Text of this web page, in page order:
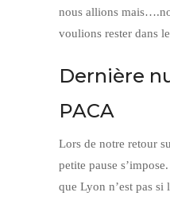
nous allions
voulions rester dans
Dernière
PACA
Lors de notre retour
petite pause
que Lyon n’est pas si